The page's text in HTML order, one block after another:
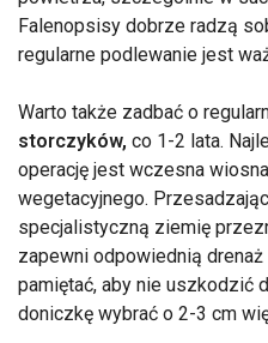
Falenopsisy dobrze radzą
regularne podlewanie jest
Warto także zadbać o
storczyków, co 1-2 lata.
operację jest wczesna
wegetacyjnego.
specjalistyczną ziemię
zapewni odpowiednią
pamiętać, aby nie uszkodzić
doniczkę wybrać o 2-3 cm